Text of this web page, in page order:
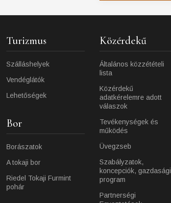
Turizmus
Szálláshelyek
Vendéglátók
Lehetőségek
Bor
Borászatok
A tokaji bor
Riedel Tokaji Furmint
pohár
Közérdekű
Általános közzétételi
lista
Közérdekű
adatkérelemre adott
válaszok
Tevékenységek és
működés
Üvegzseb
Szabályzatok,
koncepciók, gazdasági
program
Partnerségi